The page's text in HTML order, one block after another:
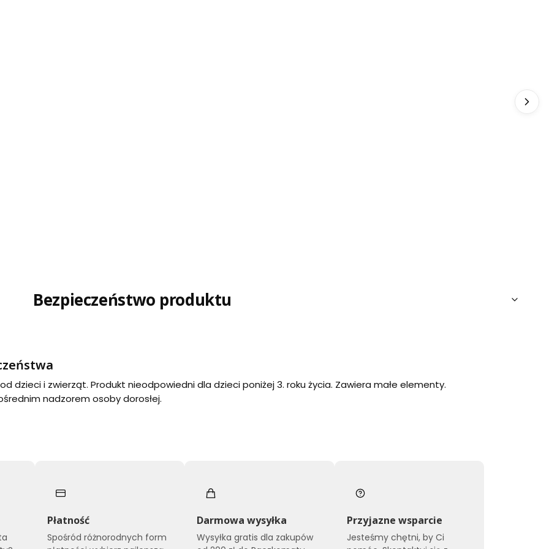
Bezpieczeństwo produktu
dzieci i zwierząt. Produkt nieodpowiedni dla dzieci poniżej 3. roku życia. Zawiera małe elementy.
nadzorem osoby dorosłej.
Płatność
Spośród różnorodnych form
Darmowa wysyłka
Wysyłka gratis dla zakupów
Przyjazne wsparcie
Jesteśmy chętni, by Ci